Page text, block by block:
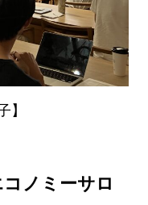
】
ノミーサロ